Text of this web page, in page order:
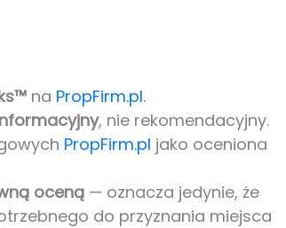
na PropFirm.pl.
, nie rekomendacyjny.
PropFirm.pl jako oceniona
oceną — oznacza jedynie, że
do przyznania miejsca